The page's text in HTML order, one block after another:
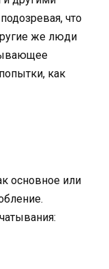
что
же люди
как
основное или